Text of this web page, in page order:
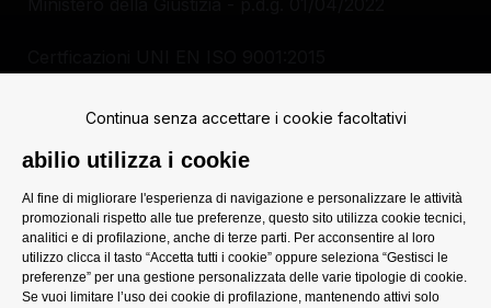
Continua senza accettare i cookie facoltativi
abilio utilizza i cookie
Al fine di migliorare l'esperienza di navigazione e personalizzare le attività
promozionali rispetto alle tue preferenze, questo sito utilizza cookie tecnici,
analitici e di profilazione, anche di terze parti. Per acconsentire al loro
utilizzo clicca il tasto “Accetta tutti i cookie” oppure seleziona “Gestisci le
preferenze” per una gestione personalizzata delle varie tipologie di cookie.
Se vuoi limitare l’uso dei cookie di profilazione, mantenendo attivi solo
Autorità Giudiziaria
Privacy Policy